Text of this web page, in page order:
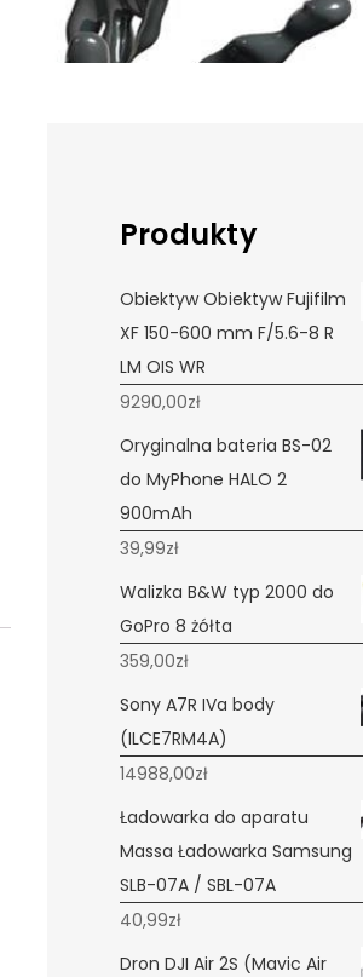
Produkty
Obiektyw Obiektyw Fujifilm
XF 150-600 mm F/5.6-8 R
LM OIS WR
9290,00zł
Oryginalna bateria BS-02
do MyPhone HALO 2
900mAh
39,99zł
Walizka B&W typ 2000 do
GoPro 8 żółta
359,00zł
Sony A7R IVa body
(ILCE7RM4A)
14988,00zł
Ładowarka do aparatu
Massa Ładowarka Samsung
SLB-07A / SBL-07A
40,99zł
Dron DJI Air 2S (Mavic Air